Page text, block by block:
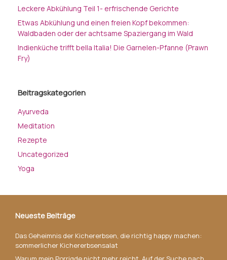
Leckere Abkühlung Teil 1- erfrischende Gerichte
Etwas Abkühlung und einen freien Kopf bekommen:
Waldbaden oder der achtsame Spaziergang im Wald
Indienküche trifft bella Italia! Die Garnelen-Pfanne (Prawn
Fry)
Beitragskategorien
Ayurveda
Meditation
Rezepte
Uncategorized
Yoga
Neueste Beiträge
Das Geheimnis der Kichererbsen, die richtig happy machen:
sommerlicher Kichererbsensalat